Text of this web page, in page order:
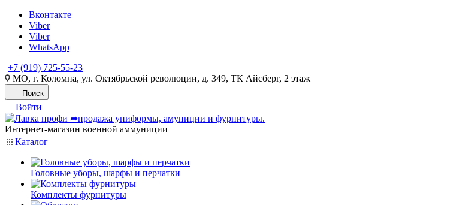
Вконтакте
Viber
Viber
WhatsApp
+7 (919) 725-55-23
МО, г. Коломна, ул. Октябрьской революции, д. 349, ТК Айсберг, 2 этаж
Поиск
Войти
Интернет-магазин военной аммуниции
Каталог
Головные уборы, шарфы и перчатки
Комплекты фурнитуры